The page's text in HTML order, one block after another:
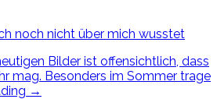
noch nicht über mich wusstet
Bilder ist offensichtlich, dass
mag. Besonders im Sommer trage
→